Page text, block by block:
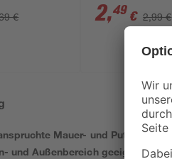
€ 2,49 € 2,99 €
Mauer- und Putzflächen
und Außenbereich geeignet